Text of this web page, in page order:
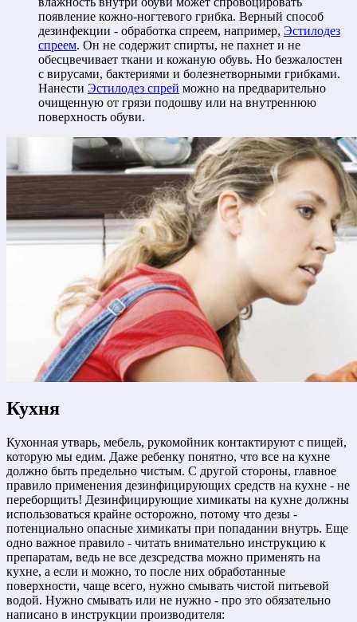
появление кожно-ногтевого грибка. Верный способ
дезинфекции - обработка спреем, например, Эстилодез
спреем. Он не содержит спирты, не пахнет и не
обесцвечивает ткани и кожаную обувь. Но безжалостен
с вирусами, бактериями и болезнетворными грибками.
Нанести Эстилодез спрей можно на предварительно
очищенную от грязи подошву или на внутреннюю
поверхность обуви.
Кухня
Кухонная утварь, мебель, рукомойник контактируют с пищей,
которую мы едим. Даже ребенку понятно, что все на кухне
должно быть предельно чистым. С другой стороны, главное
правило применения дезинфицирующих средств на кухне - не
переборщить! Дезинфицирующие химикаты на кухне должны
использоваться крайне осторожно, потому что дезы -
потенциально опасные химикаты при попадании внутрь. Еще
одно важное правило - читать внимательно инструкцию к
препаратам, ведь не все дезсредства можно применять на
кухне, а если и можно, то после них обработанные
поверхности, чаще всего, нужно смывать чистой питьевой
водой. Нужно смывать или не нужно - про это обязательно
написано в инструкции производителя: